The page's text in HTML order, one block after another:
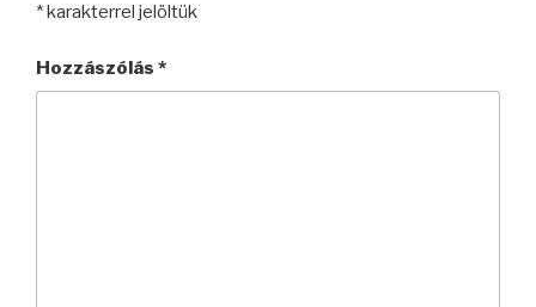
*karakterrel jelöltük
Hozzászólás *